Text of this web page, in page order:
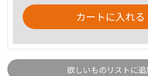
カートに入れる
欲しいものリストに追